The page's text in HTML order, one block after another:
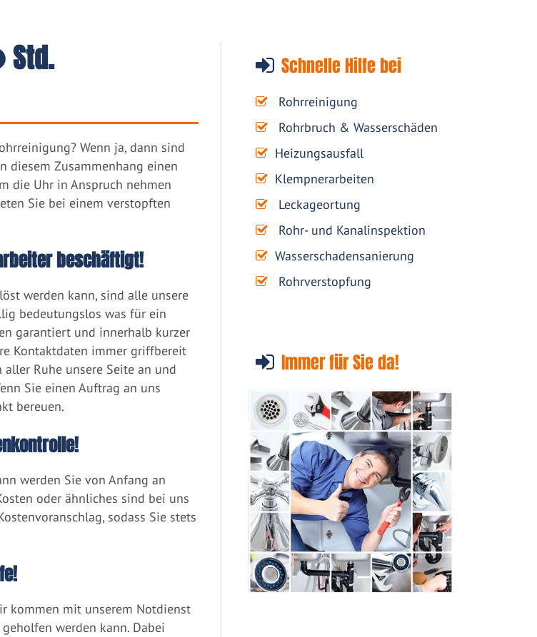
Schnelle Hilfe bei
Rohrreinigung
Rohrbruch & Wasserschäden
Heizungsausfall
Klempnerarbeiten
Leckageortung
Rohr- und Kanalinspektion
Wasserschadensanierung
Rohrverstopfung
Immer für Sie da!
Std.
Wenn ja, dann sind
diesem Zusammenhang einen
die Uhr in Anspruch nehmen
Sie bei einem verstopften
beschäftigt!
werden kann, sind alle unsere
bedeutungslos was für ein
garantiert und innerhalb kurzer
Kontaktdaten immer griffbereit
Ruhe unsere Seite an und
Sie einen Auftrag an uns
bereuen.
werden Sie von Anfang an
oder ähnliches sind bei uns
sodass Sie stets
kommen mit unserem Notdienst
werden kann. Dabei